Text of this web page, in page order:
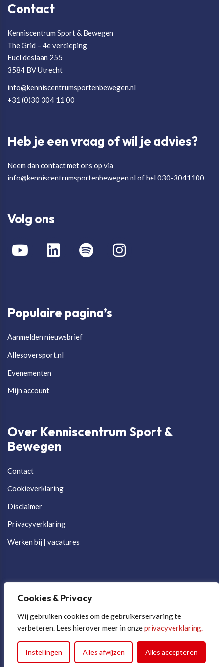
Cookies & Privacy
Wij gebruiken cookies om de gebruikerservaring te
verbeteren. Lees hierover meer in onzeprivacyverklaring.
Instellingen Alles afwijzen Alles accepteren
Contact
Kenniscentrum Sport & Bewegen
The Grid – 4e verdieping
Euclideslaan 255
3584 BV Utrecht
info@kenniscentrumsportenbewegen.nl
+31 (0)30 304 11 00
Heb je een vraag of wil je advies?
Neem dan contact met ons op via
info@kenniscentrumsportenbewegen.nl of bel 030-3041100.
Volg ons
Populaire pagina’s
Aanmelden nieuwsbrief
Allesoversport.nl
Evenementen
Mijn account
Over Kenniscentrum Sport &
Bewegen
Contact
Cookieverklaring
Disclaimer
Privacyverklaring
Werken bij | vacatures
Cookievoorkeuren aanpassen